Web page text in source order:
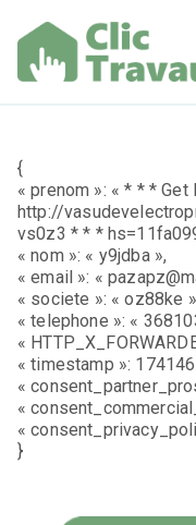
contenu
{
« prenom »: « * * * Get
http://
vs0z3 * * *
« nom »: « y9jdba »,
« email »: «
« societe »: « oz88ke
« telephone »: «
«
« timestamp »:
«
«
«
}